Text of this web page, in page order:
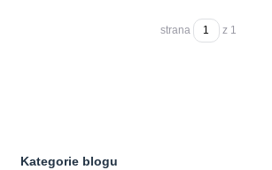
Kategorie blogu
strana z 1